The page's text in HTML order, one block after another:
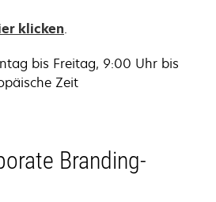
klicken
einer
neuen
.
bis Freitag, 9:00 Uhr bis
Zeit
Branding-